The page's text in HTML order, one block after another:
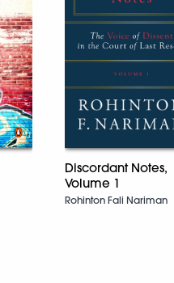
Discordant Notes,
Volume 1
Rohinton Fali Nariman